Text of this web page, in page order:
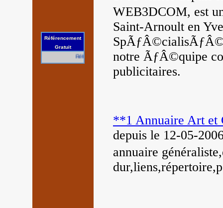
Référencement
Gratuit
Référencez gratuitement votre site.
WEB3DCOM, est
Saint-Arnoult en
notre ÃƒÂ©quipe
publicitaires.
**1 Annuaire Art et
depuis le 12-05-
annuaire